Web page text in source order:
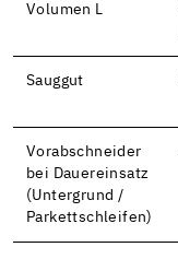
Volumen L
Sauggut
Vorabschneider
bei Dauereinsatz
(Untergrund /
Parkettschleifen)